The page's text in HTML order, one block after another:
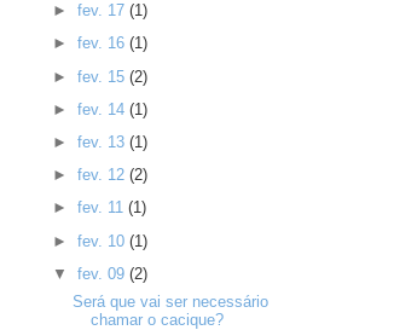
► fev. 17 (1)
► fev. 16 (1)
► fev. 15 (2)
► fev. 14 (1)
► fev. 13 (1)
► fev. 12 (2)
► fev. 11 (1)
► fev. 10 (1)
▼ fev. 09 (2)
Será que vai ser necessário
chamar o cacique?